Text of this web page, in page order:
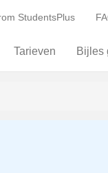
StudentsPlus
Tarieven Bijles